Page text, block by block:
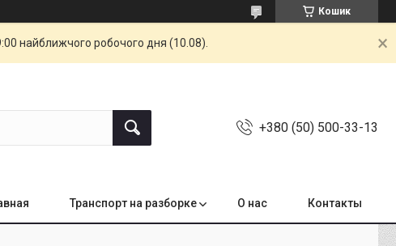
Кошик
найближчого робочого дня (10.08).
+380 (50) 500-33-13
Транспорт на разборке О нас Контакты